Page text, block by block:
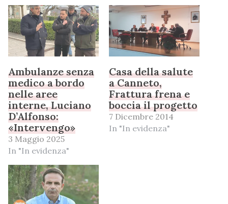
Ambulanze senza
medico a bordo
nelle aree
interne, Luciano
D’Alfonso:
«Intervengo»
3 Maggio 2025
In "In evidenza"
Casa della salute
a Canneto,
Frattura frena e
boccia il progetto
7 Dicembre 2014
In "In evidenza"